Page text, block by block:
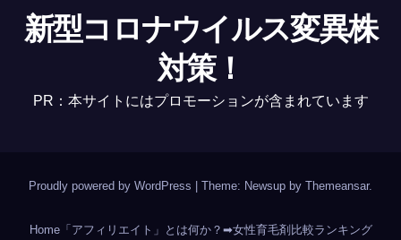
新型コロナウイルス変異株
対策！
PR：本サイトにはプロモーションが含まれています
Proudly powered by WordPress Theme: Newsup by Themeansar.
Home「アフィリエイト」とは何か？ ➡女性育毛剤比較ランキング